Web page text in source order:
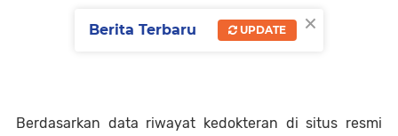
Berdasarkan data riwayat kedokteran di situs resmi
×
Berita Terbaru UPDATE